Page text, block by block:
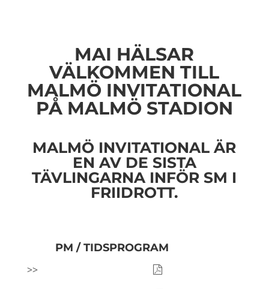
MAI HÄLSAR
VÄLKOMMEN TILL
MALMÖ INVITATIONAL
PÅ MALMÖ STADION
MALMÖ INVITATIONAL ÄR
EN AV DE SISTA
TÄVLINGARNA INFÖR SM I
FRIIDROTT.
PM / TIDSPROGRAM
>>